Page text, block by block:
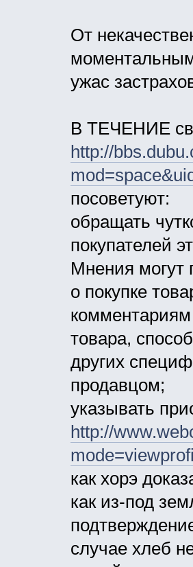
От
ужас
В ТЕЧЕНИЕ
http://
посоветуют:
обращать
покупателей
Мнения могут
о покупке
комментариям
товара,
других
продавцом;
указывать
http://
как хорэ
как из-под
случае хлеб